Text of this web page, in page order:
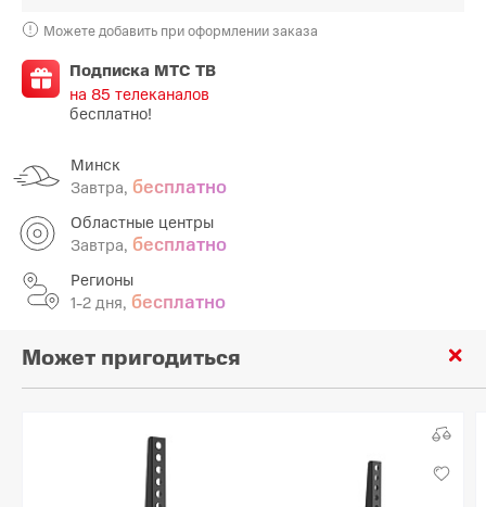
Можете добавить при оформлении заказа
Подписка МТС ТВ
на 85 телеканалов
бесплатно!
Минск
Завтра, бесплатно
Областные центры
Завтра, бесплатно
Регионы
1-2 дня, бесплатно
Может пригодиться